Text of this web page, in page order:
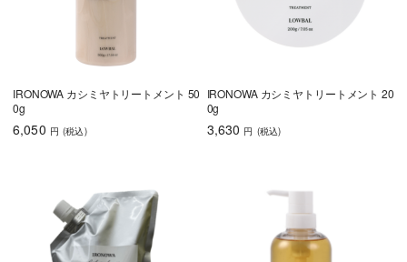
IRONOWA カシミヤトリートメント 50
0g
6,050 円 (税込)
IRONOWA カシミヤトリートメント 20
0g
3,630 円 (税込)